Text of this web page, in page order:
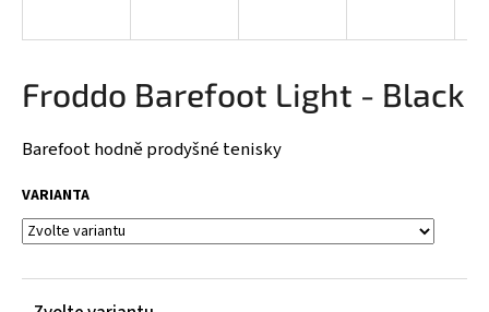
Froddo Barefoot Light - Black
Barefoot hodně prodyšné tenisky
VARIANTA
í
t
?